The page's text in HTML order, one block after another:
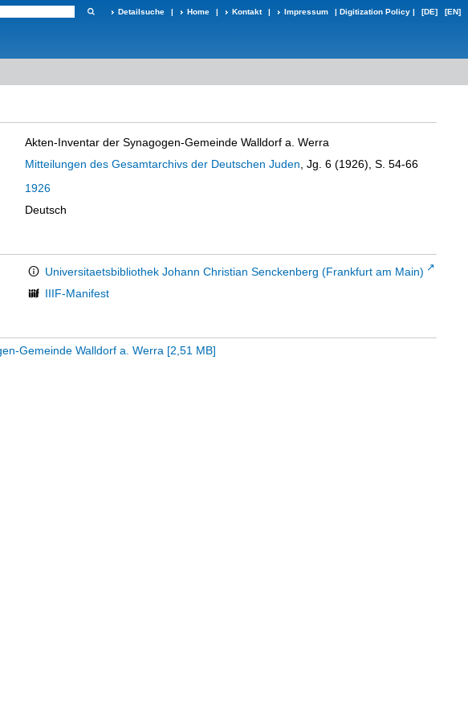
Detailsuche | Home | Kontakt | Impressum | Digitization Policy | [DE] [EN]
Akten-Inventar der Synagogen-Gemeinde Walldorf a. Werra
Mitteilungen des Gesamtarchivs der Deutschen Juden , Jg. 6 (1926), S. 54-66
1926
Deutsch
Universitaetsbibliothek Johann Christian Senckenberg (Frankfurt am Main)
IIIF-Manifest
Gemeinde Walldorf a. Werra [2,51 MB]